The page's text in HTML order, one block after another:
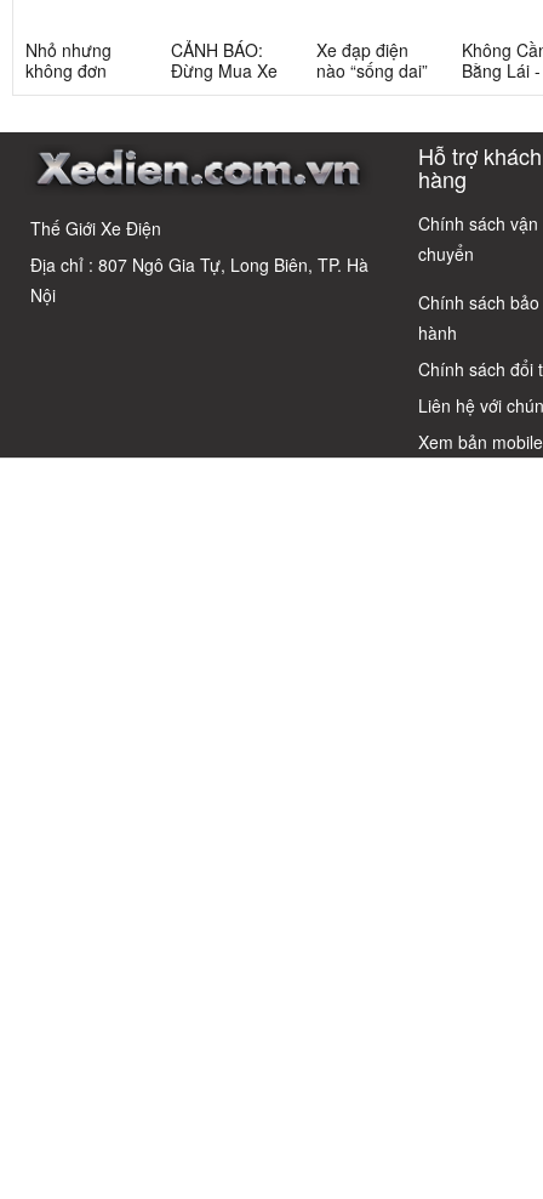
Nhỏ nhưng
không đơn
giản: Sự thật
học sinh cấp 2
CẢNH BÁO:
Đừng Mua Xe
Điện Chỉ Vì
Cáo! 5 Bẫy
Quyết Chọn Xe
Chuẩn Chỉnh
Xe đạp điện
nào “sống dai”
nhất sau 5
có câu trả lời
Không
Bằng Lái
3 Xe Đạp
Cho Học
Thế Giới Xe Điện
Địa chỉ : 807 Ngô Gia Tự, Long Biên, TP. Hà
Nội
Hỗ trợ khách
hàng
Chính sách vận
chuyển
Chính sách bảo
hành
Chính sách đổi
Liên hệ với
Xem bản